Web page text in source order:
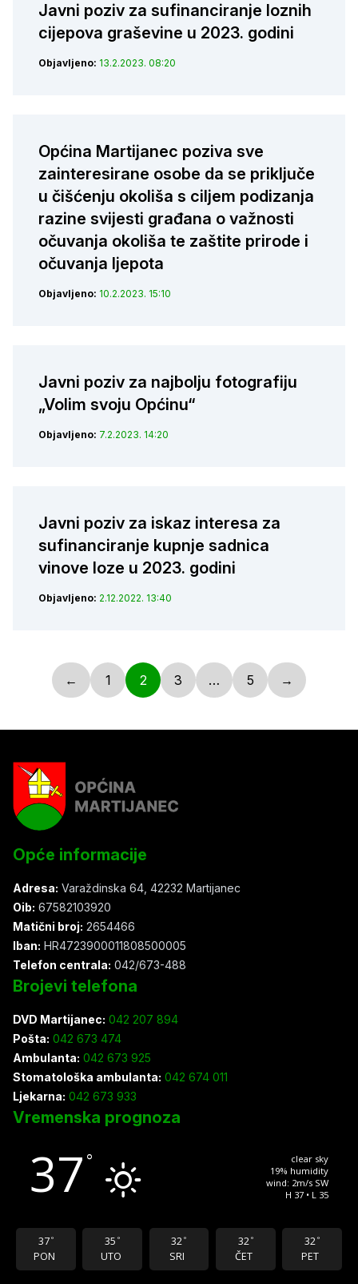
Javni poziv za sufinanciranje loznih
cijepova graševine u 2023. godini
Objavljeno: 13.2.2023. 08:20
Općina Martijanec poziva sve
zainteresirane osobe da se priključe
u čišćenju okoliša s ciljem podizanja
razine svijesti građana o važnosti
očuvanja okoliša te zaštite prirode i
očuvanja ljepota
Objavljeno: 10.2.2023. 15:10
Javni poziv za najbolju fotografiju
„Volim svoju Općinu“
Objavljeno: 7.2.2023. 14:20
Javni poziv za iskaz interesa za
sufinanciranje kupnje sadnica
vinove loze u 2023. godini
Objavljeno: 2.12.2022. 13:40
← 1 2 3 … 5 →
Opće informacije
Adresa: Varaždinska 64, 42232 Martijanec
Oib: 67582103920
Matični broj: 2654466
Iban: HR4723900011808500005
Telefon centrala: 042/673-488
Brojevi telefona
DVD Martijanec: 042 207 894
Pošta: 042 673 474
Ambulanta: 042 673 925
Stomatološka ambulanta: 042 674 011
Ljekarna: 042 673 933
Vremenska prognoza
37 °
clear sky
19% humidity
wind: 2m/s SW
H 37 • L 35
37 °
PON
35 °
UTO
32 °
SRI
32 °
ČET
32 °
PET